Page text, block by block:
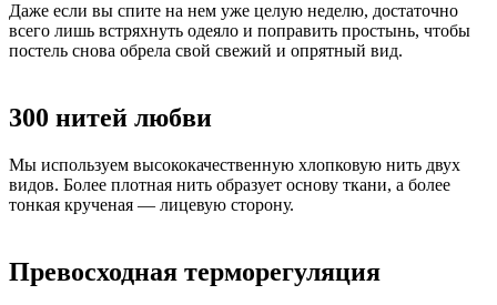
Даже если вы спите на нем уже целую неделю, достаточно
всего лишь встряхнуть одеяло и поправить простынь, чтобы
постель снова обрела свой свежий и опрятный вид.
300 нитей любви
Мы используем высококачественную хлопковую нить двух
видов. Более плотная нить образует основу ткани, а более
тонкая крученая — лицевую сторону.
Превосходная терморегуляция